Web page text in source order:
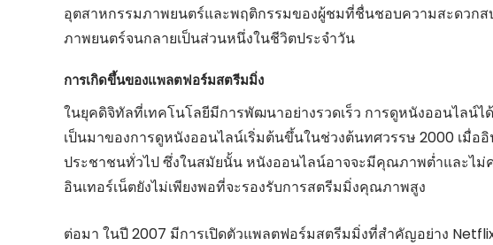
อุตสาหกรรมภาพยนตร์และพฤติกรรมของผู้ชมที่ชื่นชอบความสะดวกส
ภาพยนตร์จนกลายเป็นส่วนหนึ่งในชีวิตประจำวัน
การเกิดขึ้นของแพลตฟอร์มสตรีมมิ่ง
ในยุคดิจิทัลที่เทคโนโลยีมีการพัฒนาอย่างรวดเร็ว การดูหนังออนไลน์
เป็นมาของการดูหนังออนไลน์เริ่มต้นขึ้นในช่วงต้นทศวรรษ 2000 เมื่ออิ
ประชาชนทั่วไป ซึ่งในสมัยนั้น หนังออนไลน์อาจจะมีคุณภาพต่ำและไม่
อินเทอร์เน็ตยังไม่เพียงพอที่จะรองรับการสตรีมมิ่งคุณภาพสูง
ต่อมา ในปี 2007 มีการเปิดตัวแพลตฟอร์มสตรีมมิ่งที่สำคัญอย่าง